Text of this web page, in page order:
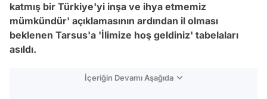
katmış bir Türkiye'yi inşa ve ihya etmemiz
mümkündür' açıklamasının ardından il olması
beklenen Tarsus'a 'İlimize hoş geldiniz' tabelaları
asıldı.
İçeriğin Devamı Aşağıda